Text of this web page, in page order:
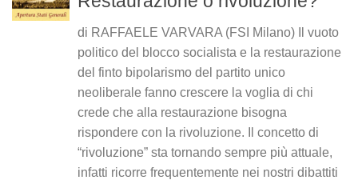
di RAFFAELE VARVARA (FSI Milano) Il vuoto
politico del blocco socialista e la restaurazione
del finto bipolarismo del partito unico
neoliberale fanno crescere la voglia di chi
crede che alla restaurazione bisogna
rispondere con la rivoluzione. Il concetto di
“rivoluzione” sta tornando sempre più attuale,
infatti ricorre frequentemente nei nostri dibattiti